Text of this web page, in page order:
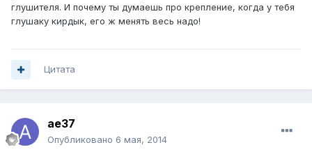
глушителя. И почему ты думаешь про крепление, когда у тебя
глушаку кирдык, его ж менять весь надо!
Цитата
ae37
Опубликовано 6 мая, 2014